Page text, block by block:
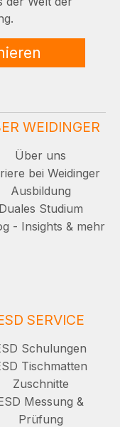
WEIDINGER
Über uns
bei Weidinger
Ausbildung
Duales Studium
- Insights & mehr
SERVICE
Schulungen
Tischmatten
Zuschnitte
Messung &
Prüfung